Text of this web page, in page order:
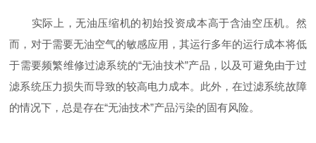
实际上，无油压缩机的初始投资成本高于含油空压机。然
而，对于需要无油空气的敏感应用，其运行多年的运行成本将低
于需要频繁维修过滤系统的“无油技术”产品，以及可避免由于过
滤系统压力损失而导致的较高电力成本。此外，在过滤系统故障
的情况下，总是存在“无油技术”产品污染的固有风险。